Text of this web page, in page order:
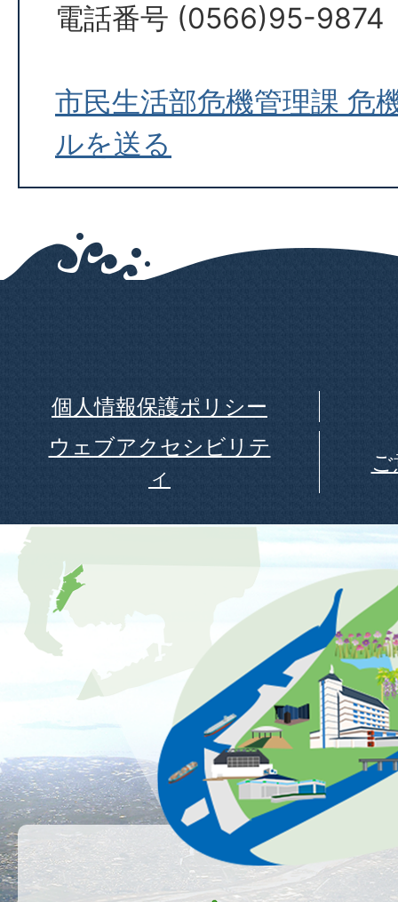
電話番号 (0566)95-9874
市民生活部危機管理課 危
ルを送る
個人情報保護ポリシー
ウェブアクセシビリテ
ィ